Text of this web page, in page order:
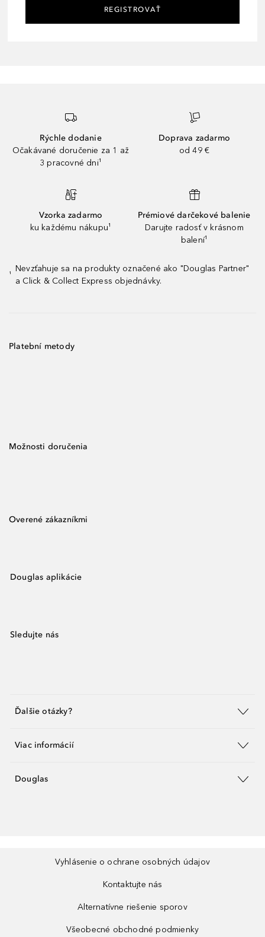
REGISTROVAŤ
Rýchle dodanie
Očakávané doručenie za 1 až
3 pracovné dni¹
Doprava zadarmo
od 49 €
Vzorka zadarmo
ku každému nákupu¹
Prémiové darčekové balenie
Darujte radosť v krásnom
balení¹
¹
Nevzťahuje sa na produkty označené ako "Douglas Partner"
a Click & Collect Express objednávky.
Platební metody
Možnosti doručenia
Overené zákazníkmi
Douglas aplikácie
Sledujte nás
Ďalšie otázky?
Viac informácií
Douglas
Vyhlásenie o ochrane osobných údajov
Kontaktujte nás
Alternatívne riešenie sporov
Všeobecné obchodné podmienky